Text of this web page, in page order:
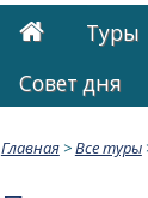
Туры
Cовет дня
Главная>Все туры